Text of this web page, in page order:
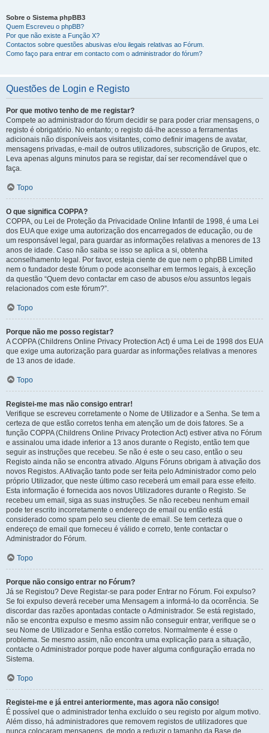
Sobre o Sistema phpBB3
Quem Escreveu o phpBB?
Por que não existe a Função X?
Contactos sobre questões abusivas e/ou ilegais relativas ao Fórum.
Como faço para entrar em contacto com o administrador do fórum?
Questões de Login e Registo
Por que motivo tenho de me registar?
Compete ao administrador do fórum decidir se para poder criar mensagens, o
registo é obrigatório. No entanto; o registo dá-lhe acesso a ferramentas
adicionais não disponíveis aos visitantes, como definir imagens de avatar,
mensagens privadas, e-mail de outros utilizadores, subscrição de Grupos, etc.
Leva apenas alguns minutos para se registar, daí ser recomendável que o
faça.
Topo
O que significa COPPA?
COPPA, ou Lei de Proteção da Privacidade Online Infantil de 1998, é uma Lei
dos EUA que exige uma autorização dos encarregados de educação, ou de
um responsável legal, para guardar as informações relativas a menores de 13
anos de idade. Caso não saiba se isso se aplica a si, obtenha
aconselhamento legal. Por favor, esteja ciente de que nem o phpBB Limited
nem o fundador deste fórum o pode aconselhar em termos legais, à exceção
da questão “Quem devo contactar em caso de abusos e/ou assuntos legais
relacionados com este fórum?”.
Topo
Porque não me posso registar?
A COPPA (Childrens Online Privacy Protection Act) é uma Lei de 1998 dos EUA
que exige uma autorização para guardar as informações relativas a menores
de 13 anos de idade.
Topo
Registei-me mas não consigo entrar!
Verifique se escreveu corretamente o Nome de Utilizador e a Senha. Se tem a
certeza de que estão corretos tenha em atenção um de dois fatores. Se a
função COPPA (Childrens Online Privacy Protection Act) estiver ativa no Fórum
e assinalou uma idade inferior a 13 anos durante o Registo, então tem que
seguir as instruções que recebeu. Se não é este o seu caso, então o seu
Registo ainda não se encontra ativado. Alguns Fóruns obrigam à ativação dos
novos Registos. A Ativação tanto pode ser feita pelo Administrador como pelo
próprio Utilizador, que neste último caso receberá um email para esse efeito.
Esta informação é fornecida aos novos Utilizadores durante o Registo. Se
recebeu um email, siga as suas instruções. Se não recebeu nenhum email
pode ter escrito incorretamente o endereço de email ou então está
considerado como spam pelo seu cliente de email. Se tem certeza que o
endereço de email que forneceu é válido e correto, tente contactar o
Administrador do Fórum.
Topo
Porque não consigo entrar no Fórum?
Já se Registou? Deve Registar-se para poder Entrar no Fórum. Foi expulso?
Se foi expulso deverá receber uma Mensagem a informá-lo da ocorrência. Se
discordar das razões apontadas contacte o Administrador. Se está registado,
não se encontra expulso e mesmo assim não conseguir entrar, verifique se o
seu Nome de Utilizador e Senha estão corretos. Normalmente é esse o
problema. Se mesmo assim, não encontra uma explicação para a situação,
contacte o Administrador porque pode haver alguma configuração errada no
Sistema.
Topo
Registei-me e já entrei anteriormente, mas agora não consigo!
É possível que o administrador tenha excluído o seu registo por algum motivo.
Além disso, há administradores que removem registos de utilizadores que
nunca colocaram mensagens, de modo a reduzir o tamanho da Base de